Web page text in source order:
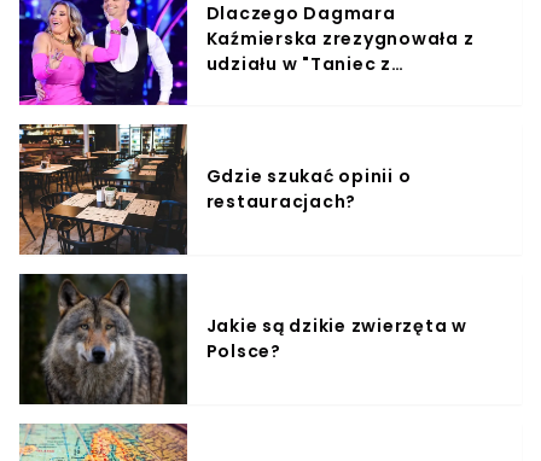
Dlaczego Dagmara
Kaźmierska zrezygnowała z
udziału w "Taniec z
Gdzie szukać opinii o
restauracjach?
Jakie są dzikie zwierzęta w
Polsce?